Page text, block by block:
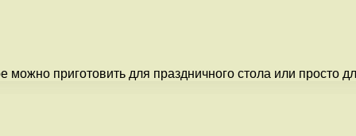
приготовить для праздничного стола или просто